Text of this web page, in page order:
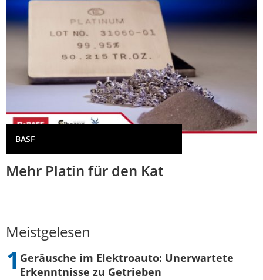
BASF
Mehr Platin für den Kat
Meistgelesen
Geräusche im Elektroauto: Unerwartete
Erkenntnisse zu Getrieben